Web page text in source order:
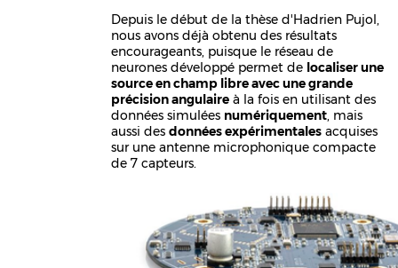
Depuis le début de la thèse d'Hadrien Pujol,
nous avons déjà obtenu des résultats
encourageants, puisque le réseau de
neurones développé permet de localiser une
source en champ libre avec une grande
précision angulaire à la fois en utilisant des
données simulées numériquement, mais
aussi desdonnées expérimentales acquises
sur une antenne microphonique compacte
de 7 capteurs.